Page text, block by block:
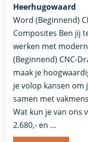
Heerhugowaard
Word (Beginnend)
Composites Ben jij
werken met
(Beginnend) CNC-
maak je
je volop kansen om
samen met
Wat kun je van ons
2.680,- en …